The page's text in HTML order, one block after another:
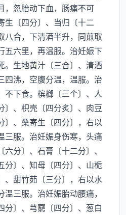
，忽胎动下血，肠痛不可
生〔四分〕、当归〔十二
八合，下清酒半升，同煎取
五六里，再温服。治妊娠下
。生地黄汁〔三合〕、清酒
四沸，空腹分温，温服。治
不下食。槟榔〔三个〕、人
〕、枳壳〔四分炙〕、肉豆
〕、桑寄生〔四分〕，右以
三服。治妊娠身伤寒，头痛
分〕、石膏〔十二分〕、
分〕、知母〔四分〕、山栀
、甜竹茹〔三分〕，右以水
三服。治妊娠胎动腰痛，
分〕、芎藭〔四分〕、葱白